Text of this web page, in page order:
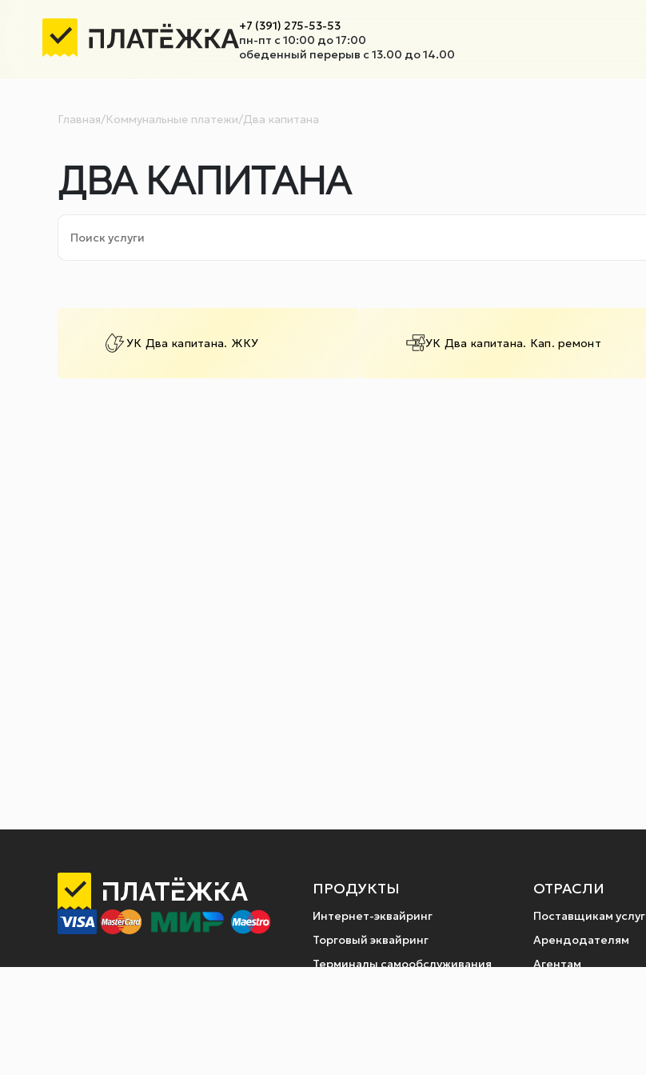
+7 (391) 275-53-53
пн-пт с 10:00 до 17:00
обеденный перерыв с 13.00 до 14.00
Главная/Коммунальные платежи/Два капитана
ДВА КАПИТАНА
УК Два капитана. ЖКУ УК Два капитана. Кап. ремонт
ПРОДУКТЫ
Интернет-эквайринг
Торговый эквайринг
Терминалы самообслуживания
ОТРАСЛИ
Поставщикам услуг
Арендодателям
Агентам